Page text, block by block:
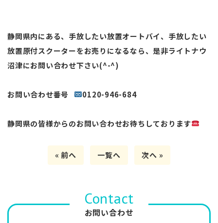
静岡県内にある、手放したい放置オートバイ、手放したい
放置原付スクーターをお売りになるなら、是非ライトナウ
沼津にお問い合わせ下さい(^-^)
お問い合わせ番号 0120-946-684
静岡県の皆様からのお問い合わせお待ちしております
« 前へ 一覧へ 次へ »
Contact
お問い合わせ